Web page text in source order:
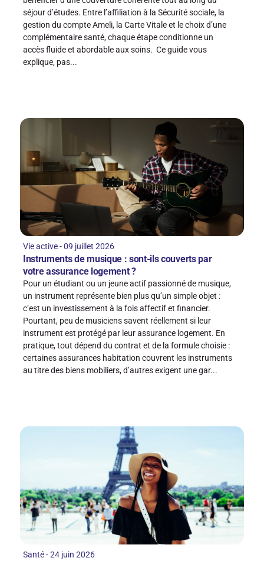
séjour d’études. Entre l’affiliation à la Sécurité sociale, la
gestion du compte Ameli, la Carte Vitale et le choix d’une
complémentaire santé, chaque étape conditionne un
accès fluide et abordable aux soins. Ce guide vous
explique, pas...
Vie active - 09 juillet 2026
Instruments de musique : sont-ils couverts par
votre assurance logement ?
Pour un étudiant ou un jeune actif passionné de musique,
un instrument représente bien plus qu’un simple objet :
c’est un investissement à la fois affectif et financier.
Pourtant, peu de musiciens savent réellement si leur
instrument est protégé par leur assurance logement. En
pratique, tout dépend du contrat et de la formule choisie :
certaines assurances habitation couvrent les instruments
au titre des biens mobiliers, d’autres exigent une gar...
Santé - 24 juin 2026